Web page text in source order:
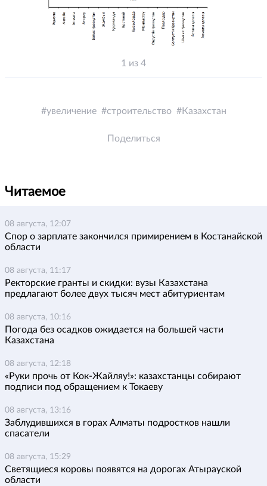
1 из 4
увеличение строительство Казахстан
Поделиться
Читаемое
08 августа, 12:07
Спор о зарплате закончился примирением в Костанайской
области
08 августа, 11:17
Ректорские гранты и скидки: вузы Казахстана
предлагают более двух тысяч мест абитуриентам
08 августа, 10:16
Погода без осадков ожидается на большей части
Казахстана
08 августа, 12:18
«Руки прочь от Кок-Жайляу!»: казахстанцы собирают
подписи под обращением к Токаеву
08 августа, 13:16
Заблудившихся в горах Алматы подростков нашли
спасатели
08 августа, 15:29
Светящиеся коровы появятся на дорогах Атырауской
области